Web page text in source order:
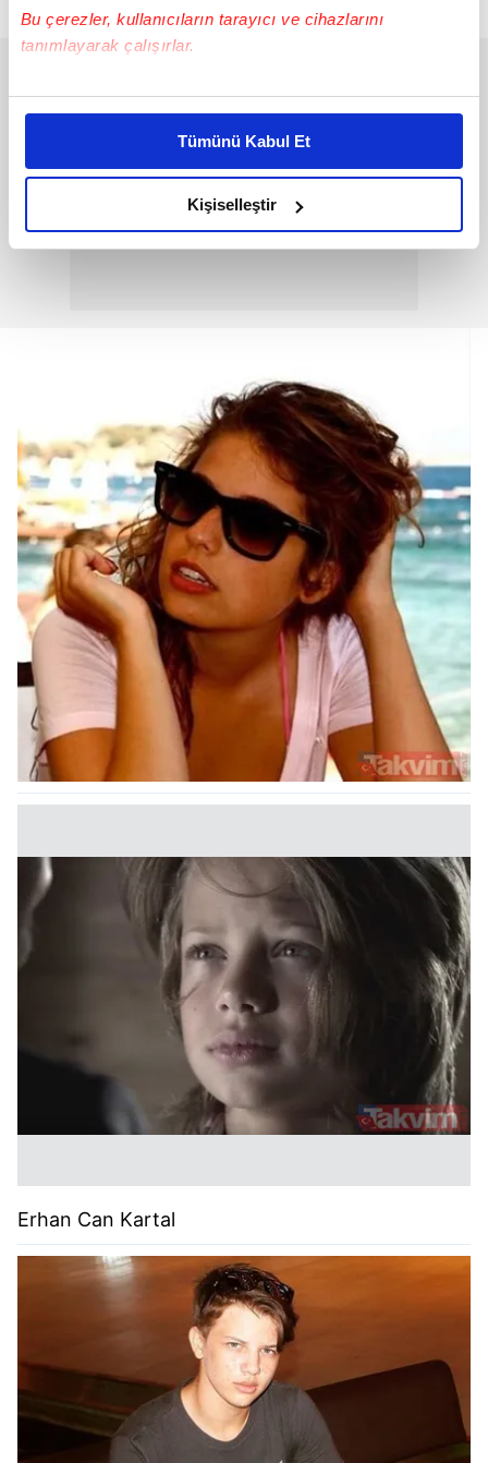
Bu çerezler, kullanıcıların tarayıcı ve cihazlarını
tanımlayarak çalışırlar.
Bu çerezlere izin vermeniz halinde sizlere özel
daha iyi reklam deneyimi yaşatabiliriz. Bunu yaparken
amacımızın size daha iyi bir reklam deneyimi sunmak
olduğunu ve sizlere en iyi içerikleri sunabilmek adına
elimizden gelen çabayı gösterdiğimizi ve bu noktada,
reklamların maliyetlerimizi karşılamak noktasında tek gelir
Sizlere daha iyi bir hizmet sunabilmek için İnternet
Sitemizde kendimize ve üçüncü kişilere ait çerezler
kullanılmaktadır. Bu çerezler vasıtasıyla çeşitli kişisel
verileriniz işlenmekte olup gerekli olan çerezler bilgi
toplumu hizmetlerinin sunulması amacıyla
kullanılmaktadır. Diğer çerezler, sitemizin daha işlevsel
kılınması ve kişiselleştirilmesi ve sizlere yönelik
reklam/pazarlama faaliyetlerinin yapılması, amaçlarıyla
sınırlı olarak açık rızanız dahilinde kullanılacaktır.
Çerezlere ilişkin tercihlerinizi aşağıda yer alan panel
vasıtasıyla belirleyebilirsiniz. Çerezlere ilişkin detaylı bilgi
için Ayarlar butonuna tıklayabilir,
Çerez Bilgilendirme
Metnimiziziyaret edebilirsiniz.
hazırlanmış Aydınlatma Metnimizi okumak ve sitemizde
ilgili mevzuata uygun olarak kullanılan çerezlerle ilgili bilgi
almak için lütfen
tıklayınız
Tümünü Kabul Et
Kişiselleştir
Erhan Can Kartal